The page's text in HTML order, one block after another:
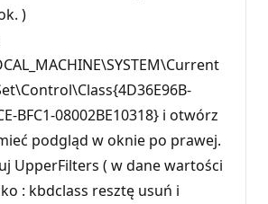
)
BFC1-08002BE10318} i otwórz
podgląd w oknie po prawej.
UpperFilters ( w dane wartości
: kbdclass resztę usuń i